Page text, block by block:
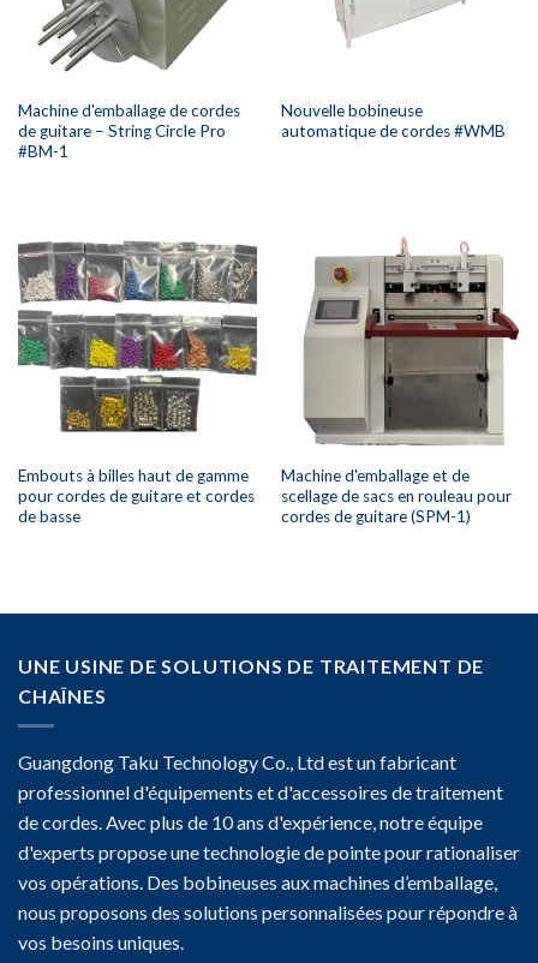
Machine d'emballage de cordes
de guitare – String Circle Pro
#BM-1
Nouvelle bobineuse
automatique de cordes #WMB
Embouts à billes haut de gamme
pour cordes de guitare et cordes
de basse
Machine d'emballage et de
scellage de sacs en rouleau pour
cordes de guitare (SPM-1)
UNE USINE DE SOLUTIONS DE TRAITEMENT DE
CHAÎNES
Guangdong Taku Technology Co., Ltd est un fabricant
professionnel d'équipements et d'accessoires de traitement
de cordes. Avec plus de 10 ans d'expérience, notre équipe
d'experts propose une technologie de pointe pour rationaliser
vos opérations. Des bobineuses aux machines d’emballage,
nous proposons des solutions personnalisées pour répondre à
vos besoins uniques.